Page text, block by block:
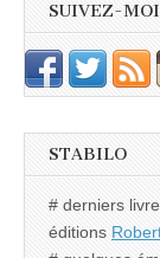
SUIVEZ-MOI
STABILO
# derniers
éditions